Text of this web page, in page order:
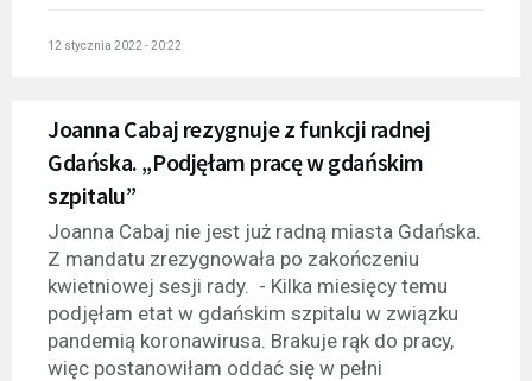
12 stycznia 2022 - 20:22
Joanna Cabaj rezygnuje z funkcji radnej
Gdańska. „Podjęłam pracę w gdańskim
szpitalu”
Joanna Cabaj nie jest już radną miasta Gdańska.
Z mandatu zrezygnowała po zakończeniu
kwietniowej sesji rady. - Kilka miesięcy temu
podjęłam etat w gdańskim szpitalu w związku
pandemią koronawirusa. Brakuje rąk do pracy,
więc postanowiłam oddać się w pełni